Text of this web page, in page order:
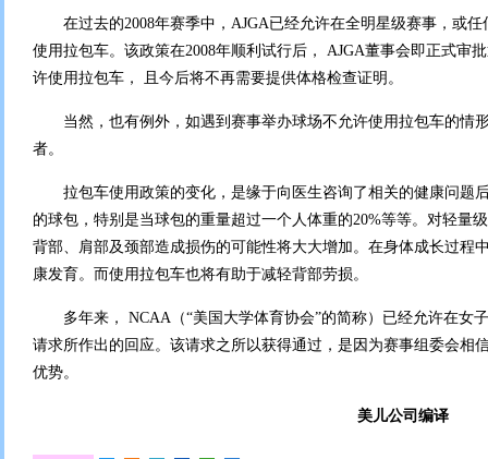
在过去的2008年赛季中，AJGA已经允许在全明星级赛事，或任
使用拉包车。该政策在2008年顺利试行后， AJGA董事会即正式审
许使用拉包车， 且今后将不再需要提供体格检查证明。
当然，也有例外，如遇到赛事举办球场不允许使用拉包车的情
者。
拉包车使用政策的变化，是缘于向医生咨询了相关的健康问题
的球包，特别是当球包的重量超过一个人体重的20%等等。对轻量
背部、肩部及颈部造成损伤的可能性将大大增加。在身体成长过程
康发育。而使用拉包车也将有助于减轻背部劳损。
多年来， NCAA（“美国大学体育协会”的简称）已经允许在女
请求所作出的回应。该请求之所以获得通过，是因为赛事组委会相
优势。
美儿公司编译